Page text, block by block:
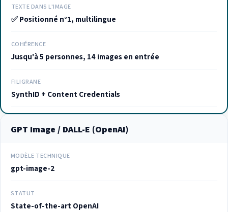
TEXTE DANS L'IMAGE
✅ Positionné n°1, multilingue
COHÉRENCE
Jusqu'à 5 personnes, 14 images en entrée
FILIGRANE
SynthID + Content Credentials
GPT Image / DALL-E (OpenAI)
MODÈLE TECHNIQUE
gpt-image-2
STATUT
State-of-the-art OpenAI